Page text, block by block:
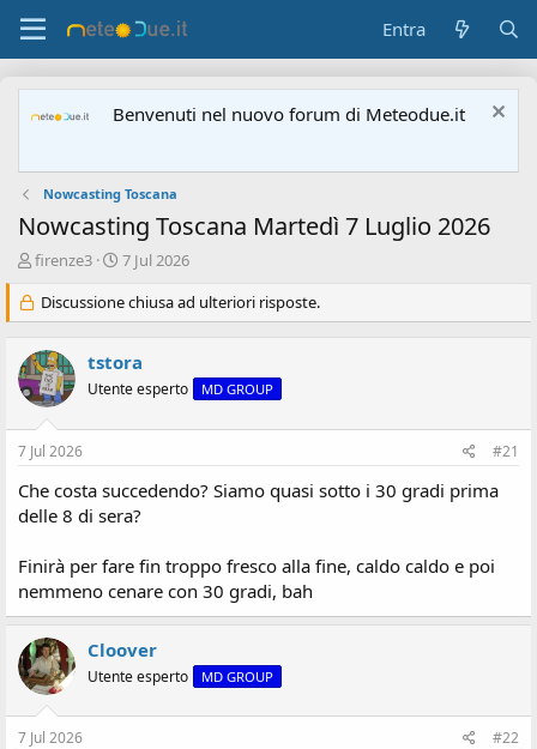
Entra
Benvenuti nel nuovo forum di Meteodue.it
Nowcasting Toscana
Nowcasting Toscana Martedì 7 Luglio 2026
A
t
o
e
d
i
s
c
s
s
o
e
firenze3
D
t
a
'
i
i
o
7 Jul 2026
Discussione chiusa ad ulteriori risposte.
tstora
Utente esperto MD GROUP
7 Jul 2026 #21
Che costa succedendo? Siamo quasi sotto i 30 gradi prima
delle 8 di sera?
Finirà per fare fin troppo fresco alla fine, caldo caldo e poi
nemmeno cenare con 30 gradi, bah
Cloover
Utente esperto MD GROUP
7 Jul 2026 #22